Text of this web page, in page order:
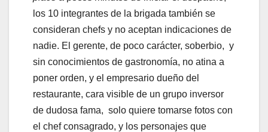
los 10 integrantes de la brigada también se
consideran chefs y no aceptan indicaciones de
nadie. El gerente, de poco carácter, soberbio, y
sin conocimientos de gastronomía, no atina a
poner orden, y el empresario dueño del
restaurante, cara visible de un grupo inversor
de dudosa fama, solo quiere tomarse fotos con
el chef consagrado, y los personajes que